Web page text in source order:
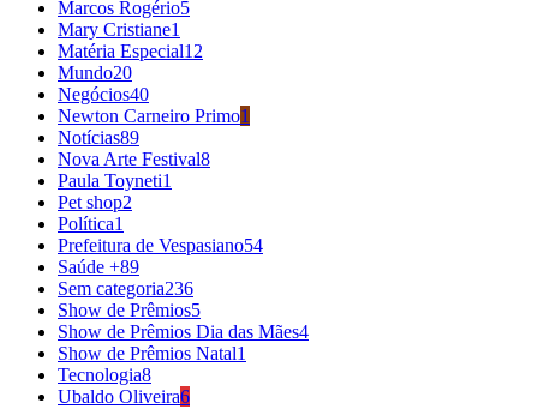
Marcos Rogério5
Mary Cristiane1
Matéria Especial12
Mundo20
Negócios40
Newton Carneiro Primo1
Notícias89
Nova Arte Festival8
Paula Toyneti1
Pet shop2
Política1
Prefeitura de Vespasiano54
Saúde +89
Sem categoria236
Show de Prêmios5
Show de Prêmios Dia das Mães4
Show de Prêmios Natal1
Tecnologia8
Ubaldo Oliveira6